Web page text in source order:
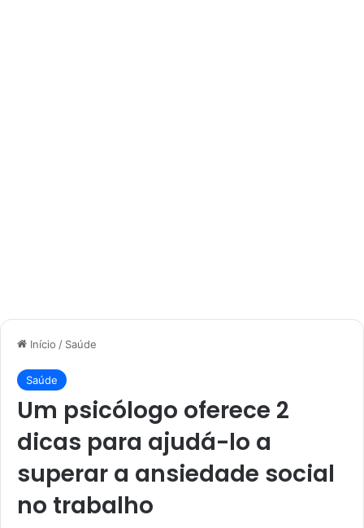
Início / Saúde
Saúde
Um psicólogo oferece 2
dicas para ajudá-lo a
superar a ansiedade social
no trabalho